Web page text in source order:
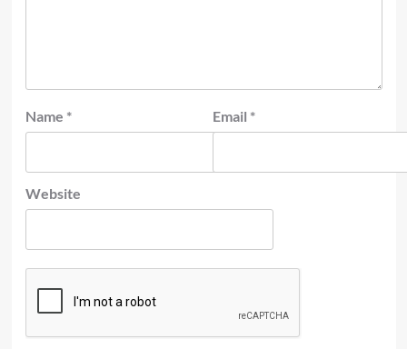
Name * Email *
Website